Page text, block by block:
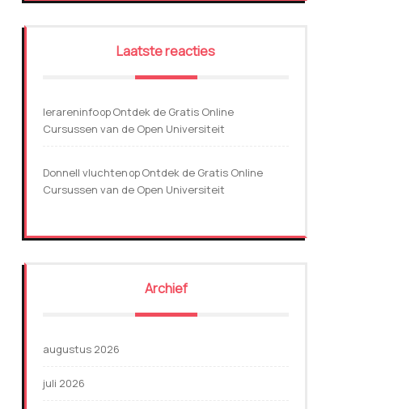
Laatste reacties
lerareninfoopOntdek de Gratis Online
Cursussen van de Open Universiteit
Donnell vluchtenopOntdek de Gratis Online
Cursussen van de Open Universiteit
Archief
augustus 2026
juli 2026